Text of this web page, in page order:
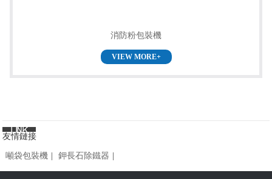
消防粉包裝機
VIEW MORE+
友情鏈接
噸袋包裝機 鉀長石除鐵器